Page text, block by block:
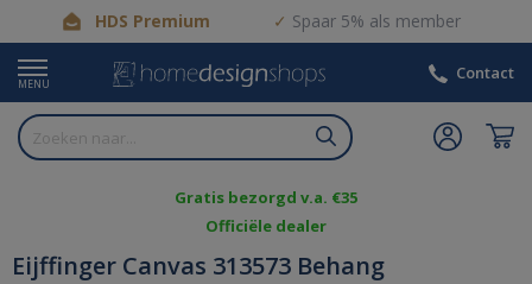
HDS Premium Spaar 5% als member
MENU
Contact
Gratis bezorgd v.a. €35
Officiële dealer
Eijffinger Canvas 313573 Behang